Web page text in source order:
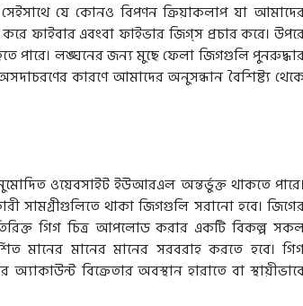
যে কোনও বিপণন ক্রিয়াকলাপ যা
ফাইবার এবংবা ফাইভার জিগ্স প্রচার করে।
পারে। লঙ্ঘনের জন্য মুছে ফেলা জিগগুলি
কারণে আমাদের অনুসন্ধান বৈশিষ্ট্য
ওয়েবসাইট ইউআরএল অন্তর্ভুক্ত থাকতে পারে।
সামগ্রীগুলিতে থাকা জিগগুলি সরানো হবে।
গিগ চিত্র আপলোড করার একটি বিকল্প
মানের মানের মানের সরবরাহ করতে হবে।
বিক্রেতার অবস্থান হারাতে বা